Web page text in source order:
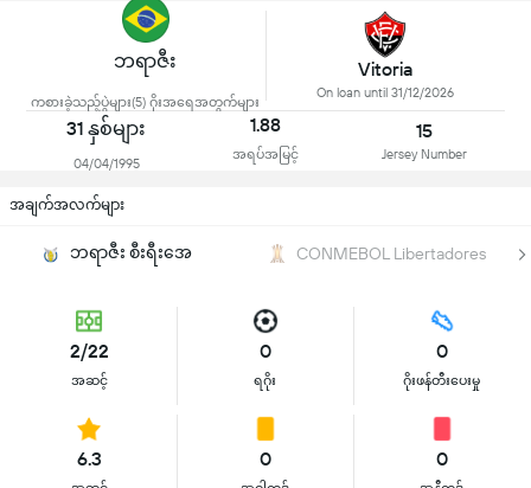
ဘရာဇီး
ကစားခဲ့သည့်ပွဲများ(5) ဂိုးအရေအတွက်များ
Vitoria
On loan until 31/12/2026
31 နှစ်များ
04/04/1995
1.88
အရပ်အမြင့်
15
Jersey Number
အချက်အလက်များ
ဘရာဇီး စီးရီးအေ CONMEBOL Libertadores
2/22
အဆင့်
0
ရဂိုး
0
ဂိုးဖန်တီးပေးမှု
6.3 0 0